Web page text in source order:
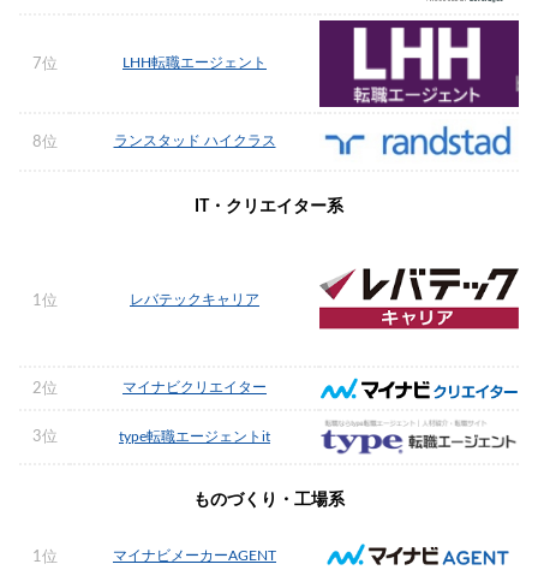
7位 LHH転職エージェント
8位 ランスタッド ハイクラス
IT・クリエイター系
1位 レバテックキャリア
2位 マイナビクリエイター
3位 type転職エージェントit
ものづくり・工場系
1位 マイナビメーカーAGENT